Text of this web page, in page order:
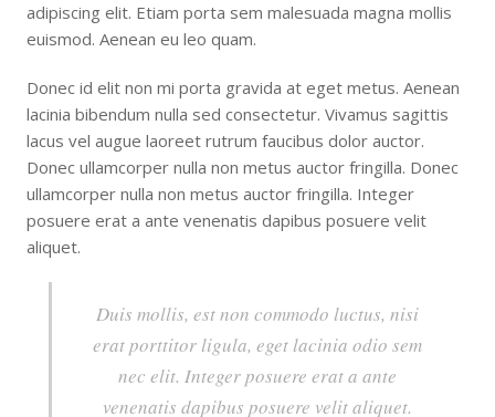
adipiscing elit. Etiam porta sem malesuada magna mollis
euismod. Aenean eu leo quam.
Donec id elit non mi porta gravida at eget metus. Aenean
lacinia bibendum nulla sed consectetur. Vivamus sagittis
lacus vel augue laoreet rutrum faucibus dolor auctor.
Donec ullamcorper nulla non metus auctor fringilla. Donec
ullamcorper nulla non metus auctor fringilla. Integer
posuere erat a ante venenatis dapibus posuere velit
aliquet.
Duis mollis, est non commodo luctus, nisi
erat porttitor ligula, eget lacinia odio sem
nec elit. Integer posuere erat a ante
venenatis dapibus posuere velit aliquet.